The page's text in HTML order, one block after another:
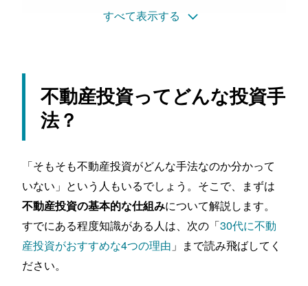
30代が不動産投資を始める3つのメリット
メリット③：万が一の病気やケガのリスクを減らせ
る
30代が不動産投資を始める際の4つの注意点
注意点③：「赤字物件」を購入しないように
注意点④：会社の副業規定に抵触しないように
30代で不動産投資に向いている人の特徴3選
向いている人の特徴①：生命保険などで資産形成を
していない人
向いている人の特徴②：子どもがいて将来に不安を
すべて表示する
不動産投資ってどんな投資手
法？
「そもそも不動産投資がどんな手法なのか分かって
いない」という人もいるでしょう。そこで、まずは
不動産投資の基本的な仕組みについて解説します。
すでにある程度知識がある人は、次の「30代に不動
産投資がおすすめな4つの理由 」まで読み飛ばしてく
ださい。